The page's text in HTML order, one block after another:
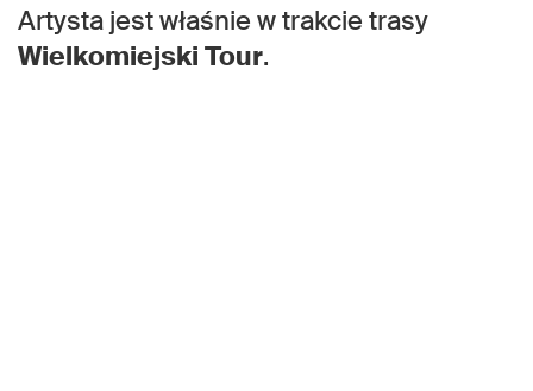
Artysta jest właśnie w trakcie trasy
Wielkomiejski Tour.